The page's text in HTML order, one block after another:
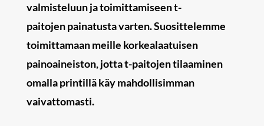
valmisteluun ja toimittamiseen t-
paitojen painatusta varten. Suosittelemme
toimittamaan meille korkealaatuisen
painoaineiston, jotta t-paitojen tilaaminen
omalla printillä käy mahdollisimman
vaivattomasti.